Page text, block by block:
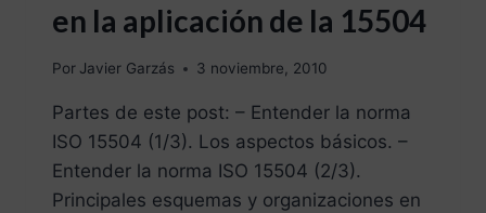
en la aplicación de la 15504
Por Javier Garzás 3 noviembre, 2010
Partes de este post: – Entender la norma
ISO 15504 (1/3). Los aspectos básicos. –
Entender la norma ISO 15504 (2/3).
Principales esquemas y organizaciones en